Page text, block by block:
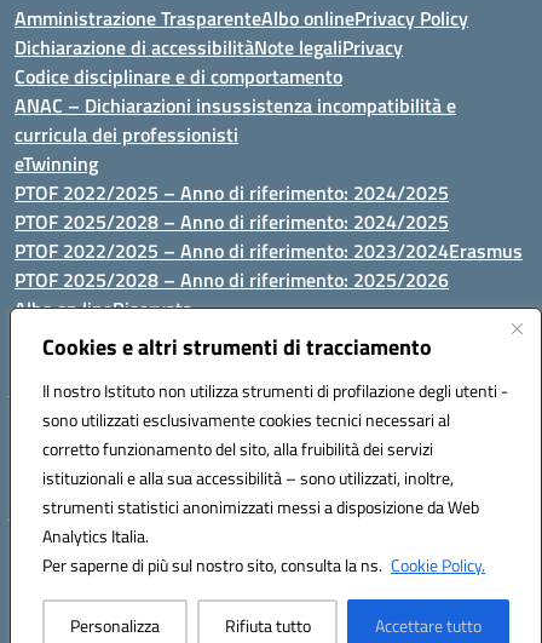
Cookies e altri strumenti di tracciamento
Il nostro Istituto non utilizza strumenti di profilazione degli utenti -
sono utilizzati esclusivamente cookies tecnici necessari al
corretto funzionamento del sito, alla fruibilità dei servizi
istituzionali e alla sua accessibilità – sono utilizzati, inoltre,
strumenti statistici anonimizzati messi a disposizione da Web
Analytics Italia.
Per saperne di più sul nostro sito, consulta la ns. Cookie Policy.
Personalizza Rifiuta tutto Accettare tutto
Amministrazione TrasparenteAlbo onlinePrivacy Policy
Dichiarazione di accessibilitàNote legaliPrivacy
Codice disciplinare e di comportamento
ANAC – Dichiarazioni insussistenza incompatibilità e
curricula dei professionisti
eTwinning
PTOF 2022/2025 – Anno di riferimento: 2024/2025
PTOF 2025/2028 – Anno di riferimento: 2024/2025
PTOF 2022/2025 – Anno di riferimento: 2023/2024Erasmus
PTOF 2025/2028 – Anno di riferimento: 2025/2026
Albo on lineRiservata
P.N. Dotazione di attrezzature per le palestre
Via Luna e Sole, 44 07100, Sassari - Tel 079293287 - Fax 0793764116
- Mail: ssvc010009@istruzione.it - PEC: ssvc010009@pec.istruzione.it
- C.F. / P.IVA Convitto 80000150906 - C.F. Scuole 92073300904
Hosting & Powered by 3D Solution S.r.l.
Concept & Design by Designers Italia